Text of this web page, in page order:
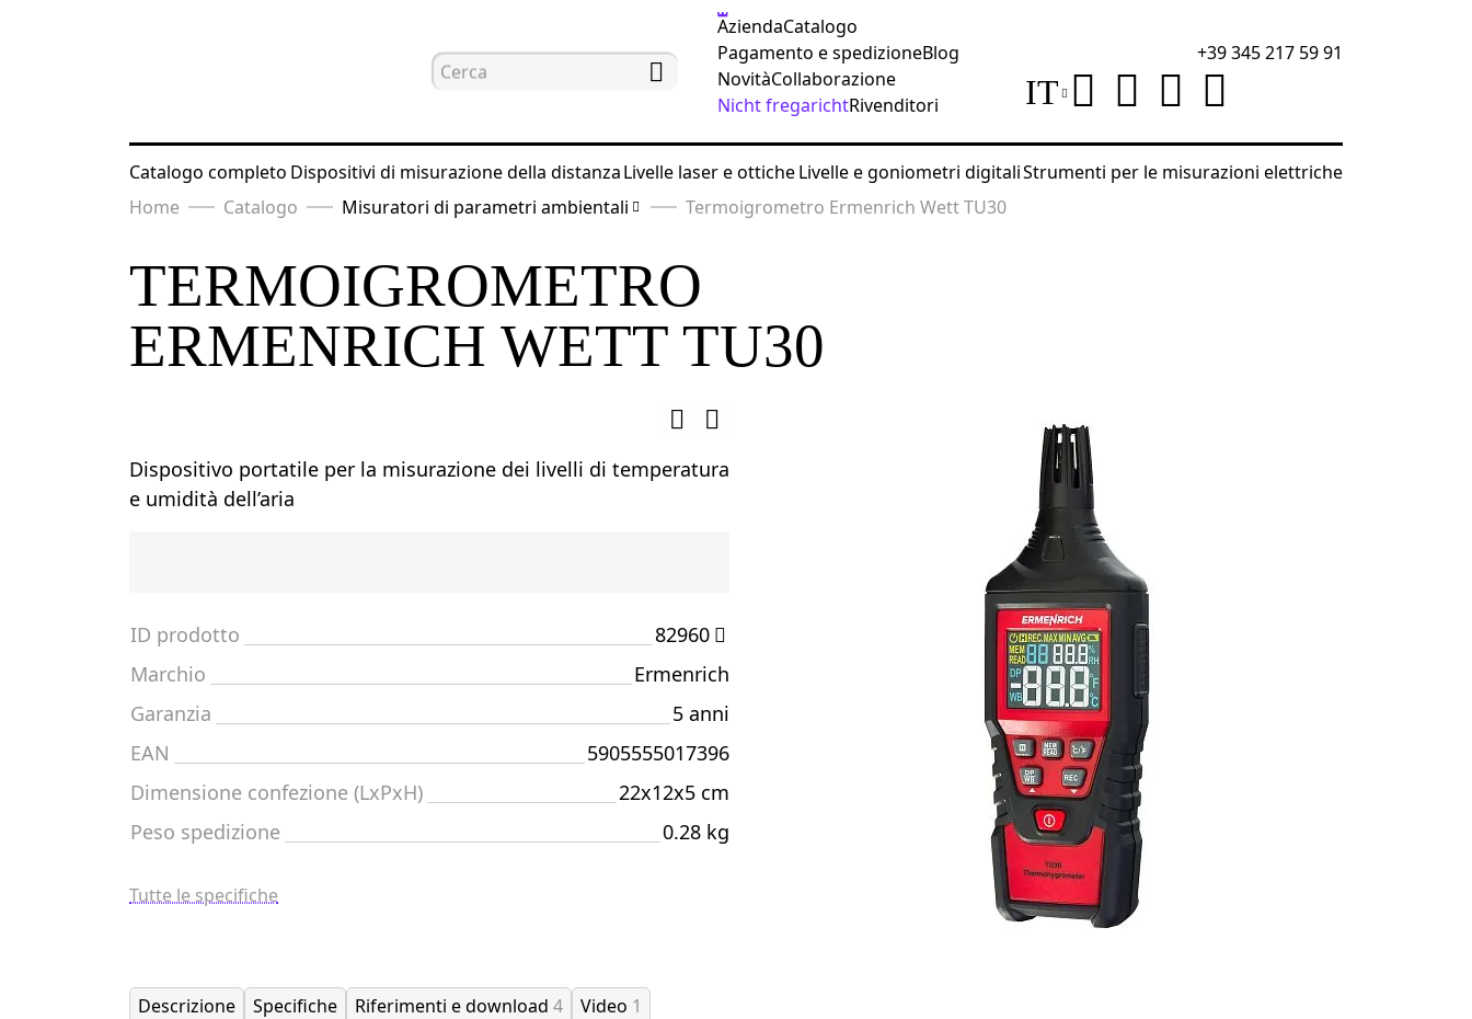
AziendaCatalogo
Pagamento e spedizioneBlog
NovitàCollaborazione
Nicht fregarichtRivenditori
+39 345 217 59 91
IT
Catalogo completo Dispositivi di misurazione della distanzaLivelle laser e otticheLivelle e goniometri digitaliStrumenti per le misurazioni elettriche
Home
Catalogo Misuratori di parametri ambientali Termoigrometro Ermenrich Wett TU30
TERMOIGROMETRO
ERMENRICH WETT TU30
Dispositivo portatile per la misurazione dei livelli di temperatura
e umidità dell’aria
ID prodotto
82960
Marchio
Ermenrich
Garanzia
5 anni
EAN
5905555017396
Dimensione confezione (LxPxH)
22x12x5 cm
Peso spedizione
0.28 kg
Tutte le specifiche
Descrizione Specifiche Riferimenti e download 4 Video 1